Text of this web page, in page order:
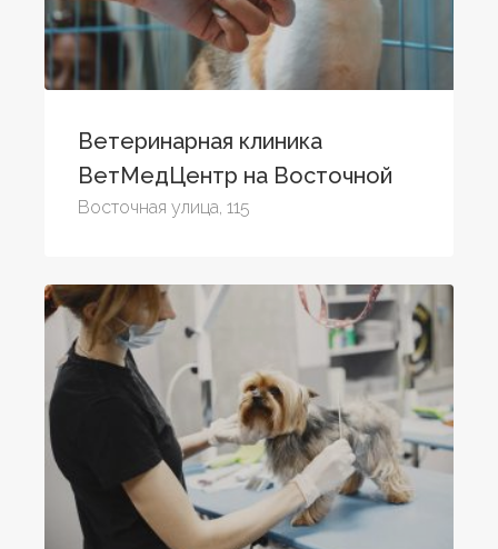
Ветеринарная клиника
ВетМедЦентр на Восточной
Восточная улица, 115